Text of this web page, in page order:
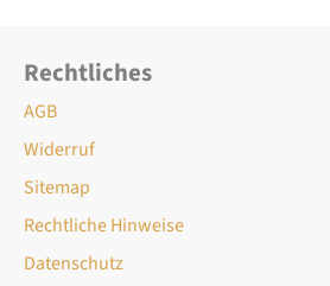
Rechtliches
AGB
Widerruf
Sitemap
Rechtliche Hinweise
Datenschutz